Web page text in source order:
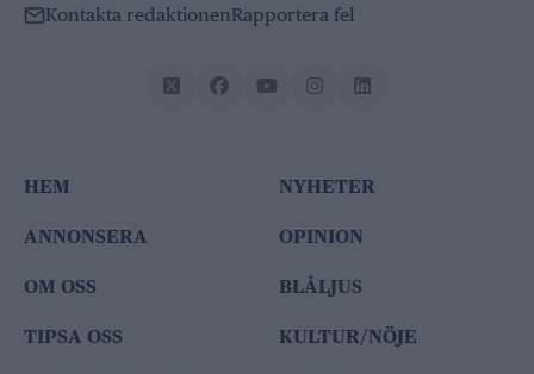
Kontakta redaktionenRapportera fel
HEM
ANNONSERA
OM OSS
TIPSA OSS
NYHETER
OPINION
BLÅLJUS
KULTUR/NÖJE